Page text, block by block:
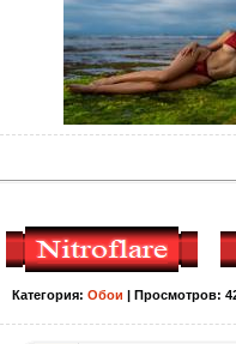
Категория: Обои Просмотров: